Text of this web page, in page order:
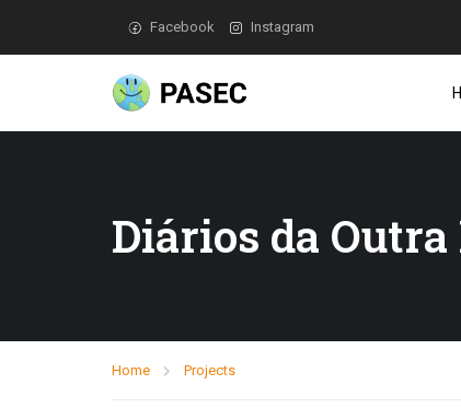
Facebook Instagram
Diários da Outra
Home Projects